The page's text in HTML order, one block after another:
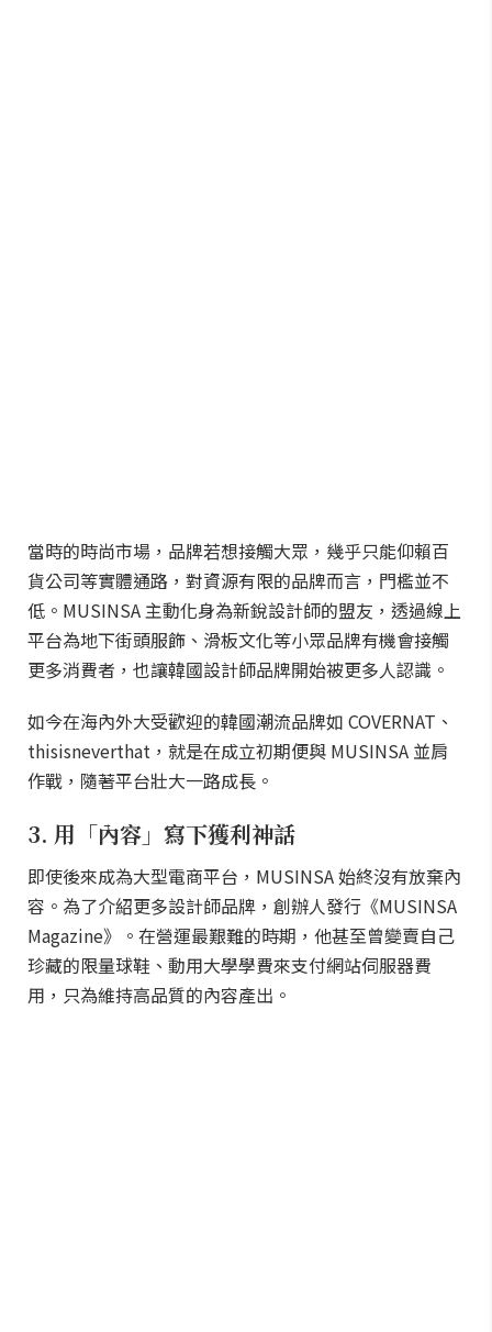
當時的時尚市場，品牌若想接觸大眾，幾乎只能仰賴百
貨公司等實體通路，對資源有限的品牌而言，門檻並不
低。MUSINSA 主動化身為新銳設計師的盟友，透過線上
平台為地下街頭服飾、滑板文化等小眾品牌有機會接觸
更多消費者，也讓韓國設計師品牌開始被更多人認識。
如今在海內外大受歡迎的韓國潮流品牌如 COVERNAT、
thisisneverthat，就是在成立初期便與 MUSINSA 並肩
作戰，隨著平台壯大一路成長。
3. 用「內容」寫下獲利神話
即使後來成為大型電商平台，MUSINSA 始終沒有放棄內
容。為了介紹更多設計師品牌，創辦人發行《MUSINSA
Magazine》。在營運最艱難的時期，他甚至曾變賣自己
珍藏的限量球鞋、動用大學學費來支付網站伺服器費
用，只為維持高品質的內容產出。